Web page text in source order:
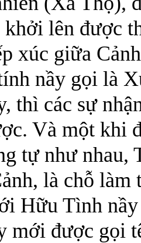
khởi lên được
xúc giữa
nầy gọi là
thì các sự
Và một khi
tự như nhau,
là chỗ làm
Hữu Tình
mới được gọi